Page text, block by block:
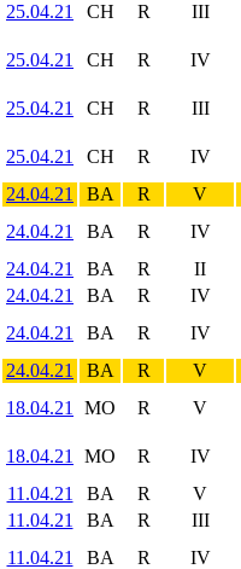
25.04.21 CH R III
25.04.21 CH R IV
25.04.21 CH R III
25.04.21 CH R IV
24.04.21
BA R V
24.04.21
BA R IV
24.04.21
BA R II
24.04.21
BA R IV
24.04.21
BA R IV
24.04.21
BA R V
18.04.21
MO R V
18.04.21 MO R IV
11.04.21
BA R V
11.04.21
BA R III
11.04.21
BA R IV